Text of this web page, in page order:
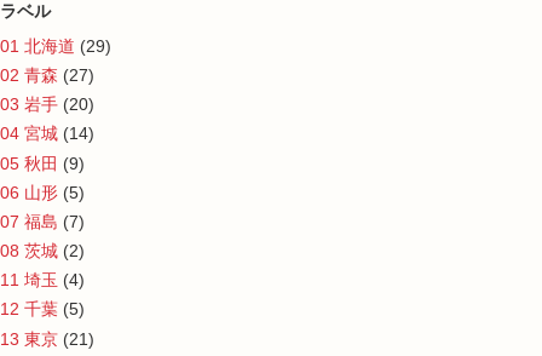
ラベル
01 北海道 (29)
02 青森 (27)
03 岩手 (20)
04 宮城 (14)
05 秋田 (9)
06 山形 (5)
07 福島 (7)
08 茨城 (2)
11 埼玉 (4)
12 千葉 (5)
13 東京 (21)